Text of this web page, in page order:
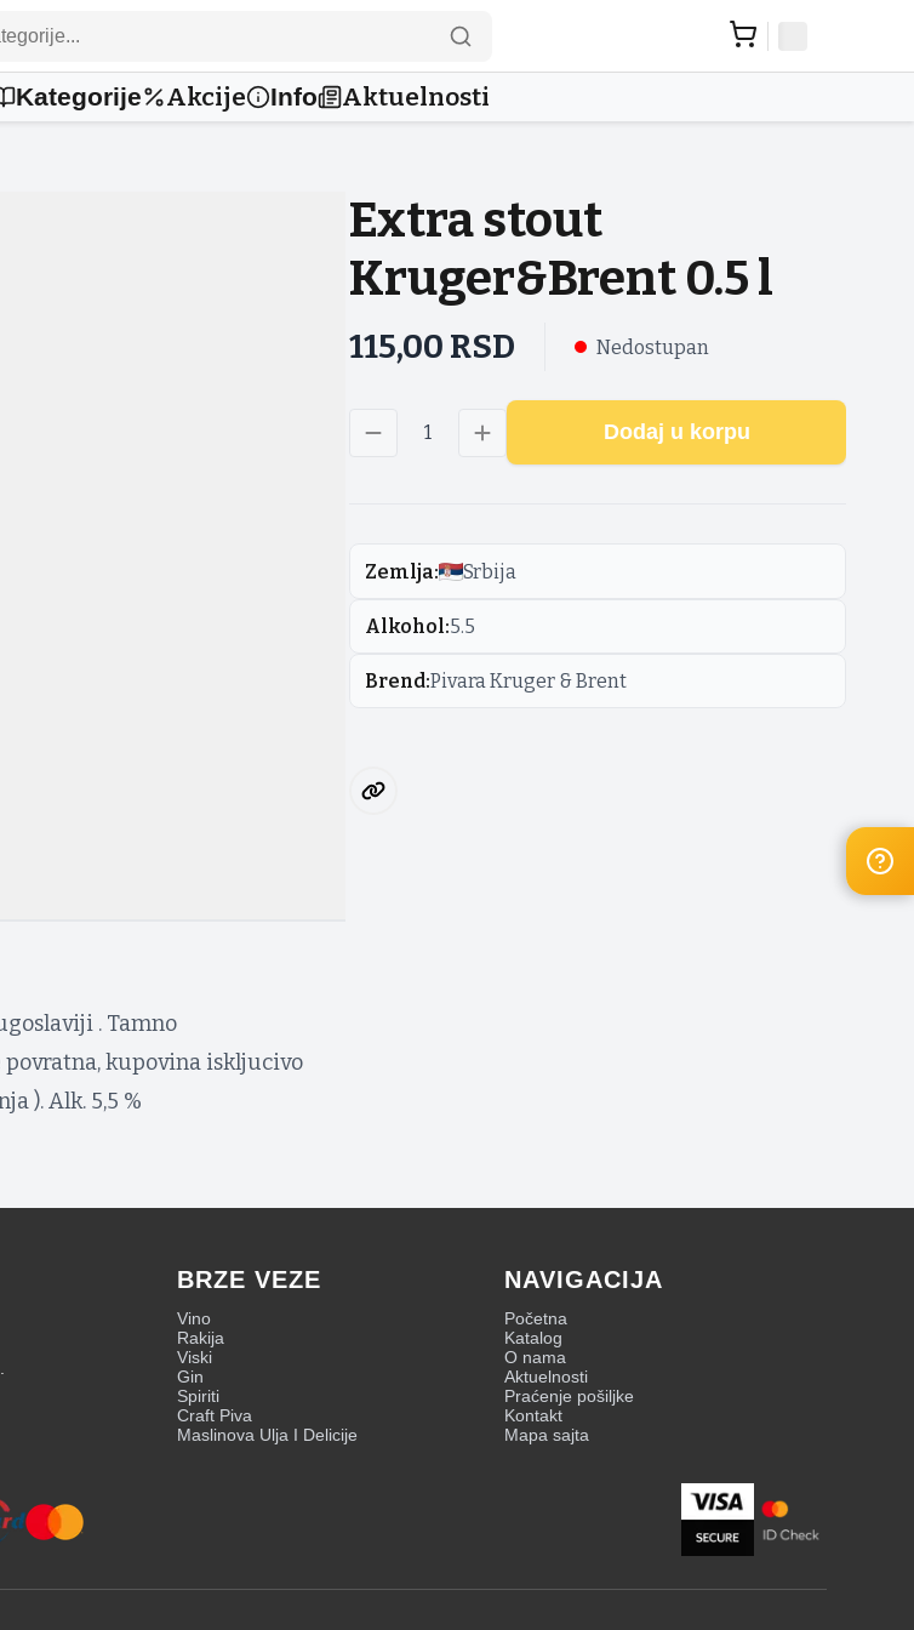
Kategorije Akcije Info Aktuelnosti
. Tamno
kupovina iskljucivo
). Alk. 5,5 %
Extra stout
Kruger&Brent 0.5 l
115,00 RSD Nedostupan
1 Dodaj u korpu
Zemlja: Srbija
Alkohol:5.5
Brend:Pivara Kruger & Brent
BRZE VEZE
Vino
Rakija
Viski
Gin
Spiriti
Craft Piva
Maslinova Ulja I Delicije
NAVIGACIJA
Početna
Katalog
O nama
Aktuelnosti
Praćenje pošiljke
Kontakt
Mapa sajta